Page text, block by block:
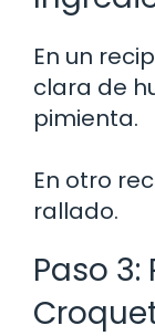
En un
clara de
pimienta.
En otro
rallado.
Paso